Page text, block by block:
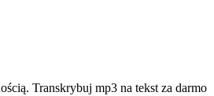
Transkrybuj mp3 na tekst za darmo